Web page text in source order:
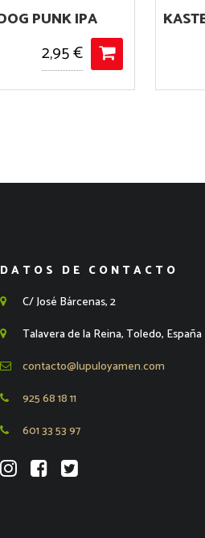
4,25 €
DATOS DE CONTACTO
C/ José Bárcenas, 2
Talavera de la Reina, Toledo, España
contacto@lupuloyamen.com
925 68 18 11
601 33 53 97